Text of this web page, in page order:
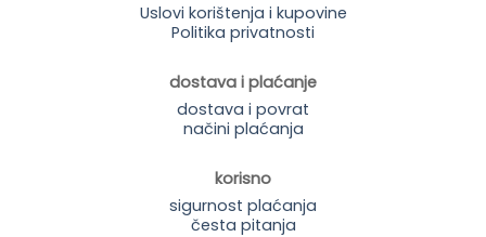
Uslovi korištenja i kupovine
Politika privatnosti
dostava i plaćanje
dostava i povrat
načini plaćanja
korisno
sigurnost plaćanja
česta pitanja